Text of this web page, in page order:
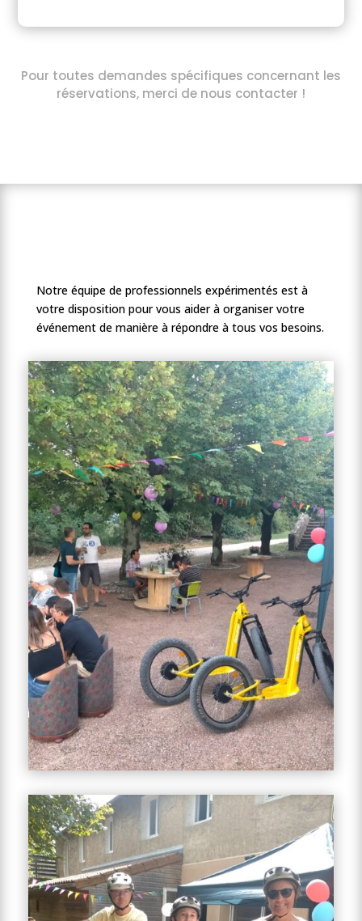
Pour toutes demandes spécifiques concernant les
réservations, merci de nous contacter !
Notre équipe de professionnels expérimentés est à
votre disposition pour vous aider à organiser votre
événement de manière à répondre à tous vos besoins.